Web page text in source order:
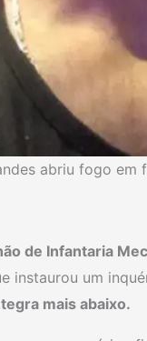
abriu fogo
de Infantaria
instaurou um
mais abaixo.